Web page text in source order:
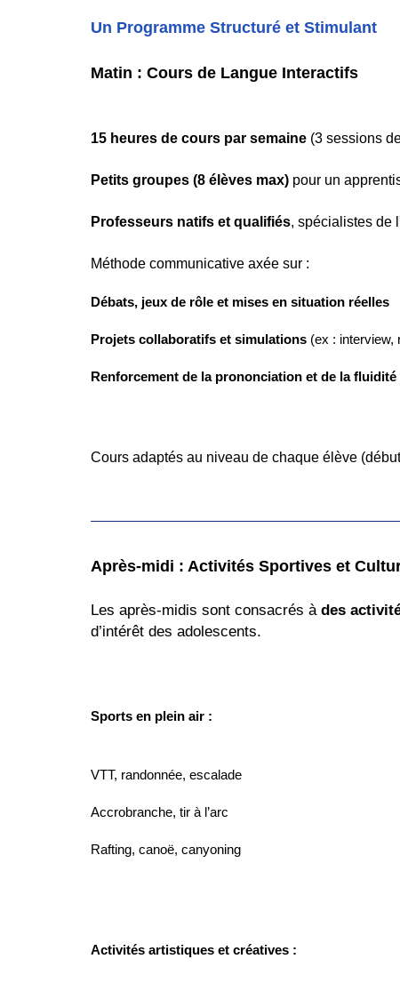
Un Programme Structuré et Stimulant
Matin : Cours de Langue Interactifs
15 heures de cours par semaine (3 sessions
Petits groupes (8 élèves max) pour un
Professeurs natifs et qualifiés, spécialistes de
Méthode communicative axée sur :
Débats, jeux de rôle et mises en situation réelles
Projets collaboratifs et simulations (ex : interview,
Renforcement de la prononciation et de la fluidité
Cours adaptés au niveau de chaque élève
Après-midi : Activités Sportives et
Les après-midis sont consacrés à des
d’intérêt des adolescents.
Sports en plein air :
VTT, randonnée, escalade
Accrobranche, tir à l’arc
Rafting, canoë, canyoning
Activités artistiques et créatives :